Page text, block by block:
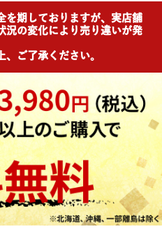
を期しておりますが、実店舗
況の変化により売り違いが発
ご了承ください。